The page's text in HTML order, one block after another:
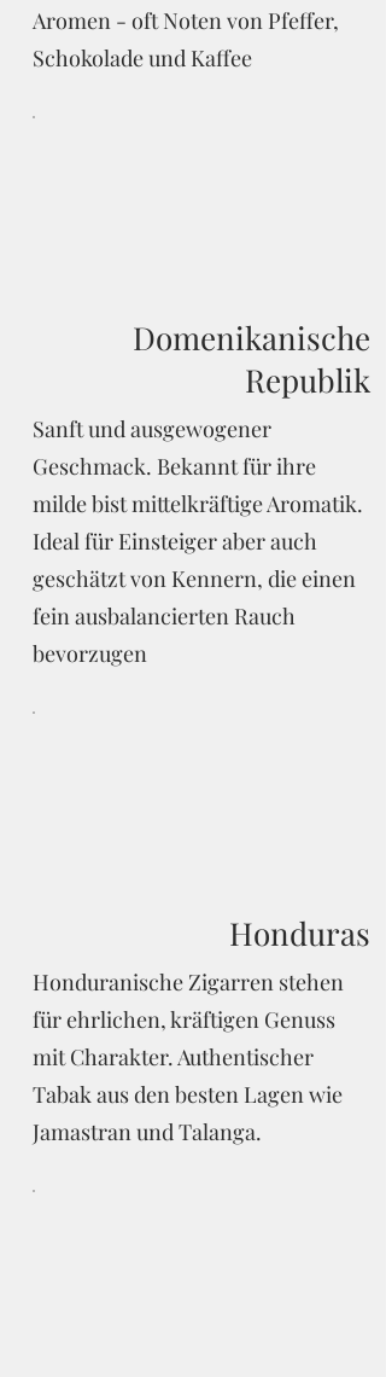
Aromen - oft Noten von Pfeffer,
Schokolade und Kaffee
Domenikanische
Republik
Sanft und ausgewogener
Geschmack. Bekannt für ihre
milde bist mittelkräftige Aromatik.
Ideal für Einsteiger aber auch
geschätzt von Kennern, die einen
fein ausbalancierten Rauch
bevorzugen
Honduras
Honduranische Zigarren stehen
für ehrlichen, kräftigen Genuss
mit Charakter. Authentischer
Tabak aus den besten Lagen wie
Jamastran und Talanga.